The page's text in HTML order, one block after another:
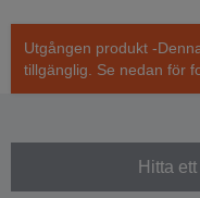
Utgången produkt -
tillgänglig. Se nedan för
Hitta